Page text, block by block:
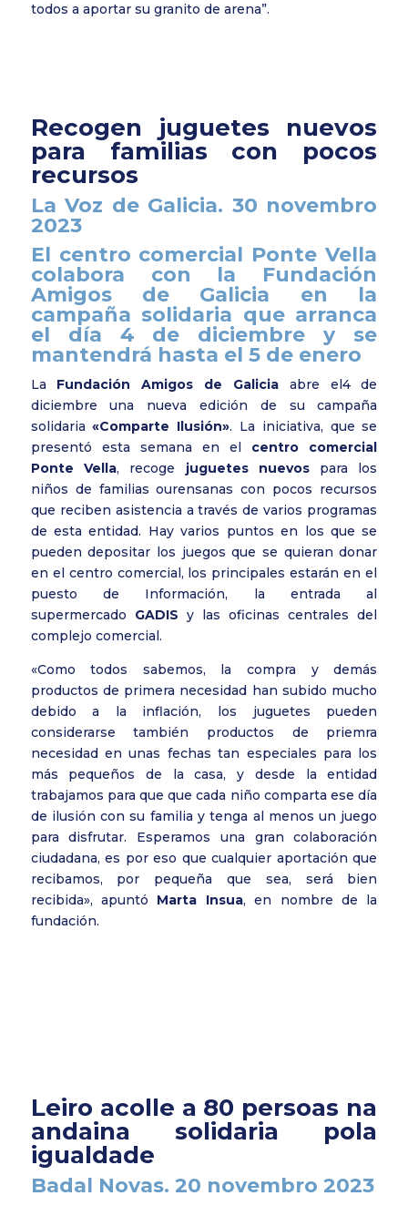
todos a aportar su granito de arena”.
Recogen juguetes nuevos
para familias con pocos
recursos
La Voz de Galicia. 30 novembro
2023
El centro comercial Ponte Vella
colabora con la Fundación
Amigos de Galicia en la
campaña solidaria que arranca
el día 4 de diciembre y se
mantendrá hasta el 5 de enero
La Fundación Amigos de Galiciaabre el4 de
diciembre una nueva edición de su campaña
solidaria«Comparte Ilusión». La iniciativa, que se
presentó esta semana en el
centro comercial
Ponte Vella, recoge juguetes nuevospara los
niños de familias ourensanas con pocos recursos
que reciben asistencia a través de varios programas
de esta entidad. Hay varios puntos en los que se
pueden depositar los juegos que se quieran donar
en el centro comercial, los principales estarán en el
puesto de Información, la entrada al
supermercado GADIS y las oficinas centrales del
complejo comercial.
«Como todos sabemos, la compra y demás
productos de primera necesidad han subido mucho
debido a la inflación, los juguetes pueden
considerarse también productos de priemra
necesidad en unas fechas tan especiales para los
más pequeños de la casa, y desde la entidad
trabajamos para que que cada niño comparta ese día
de ilusión con su familia y tenga al menos un juego
para disfrutar. Esperamos una gran colaboración
ciudadana, es por eso que cualquier aportación que
recibamos, por pequeña que sea, será bien
recibida», apuntó Marta Insua, en nombre de la
fundación.
Leiro acolle a 80 persoas na
andaina solidaria pola
igualdade
Badal Novas. 20 novembro 2023